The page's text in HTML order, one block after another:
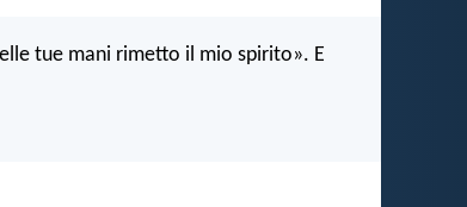
tue mani rimetto il mio spirito». E